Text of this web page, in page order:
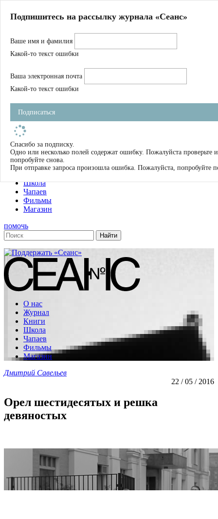
Магазин
Журнал
Школа
Устав
Фильмы
Имена
Тэги
О нас
Журнал
Книги
Школа
Чапаев
Фильмы
Магазин
помочь
О нас
Журнал
Книги
Школа
Чапаев
Фильмы
Магазин
Дмитрий Савельев
22 / 05 / 2016
Орел шестидесятых и решка
девяностых
Подпишитесь на рассылку журнала «Сеанс»
Ваше имя и фамилия
Какой-то текст ошибки
Ваша электронная почта
Какой-то текст ошибки
Подписаться
Спасибо за подписку.
Одно или несколько полей содержат ошибку. Пожалуйста проверьте и
попробуйте снова.
При отправке запроса произошла ошибка. Пожалуйста, попробуйте